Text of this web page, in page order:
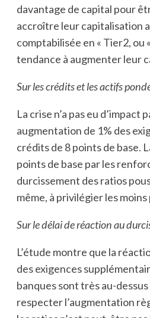
davantage de capital pour
accroître leur capitalisation
comptabilisée en « Tier2, ou
tendance à augmenter leur
Sur les crédits et les actifs
La crise n’a pas eu
augmentation de 1% des
crédits de 8 points de base.
points de base par les
durcissement des ratios
même, à privilégier les
Sur le délai de réaction au
L’étude montre que la
des exigences
banques sont très au-
respecter l’augmentation